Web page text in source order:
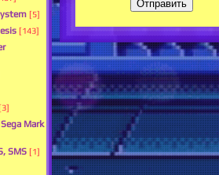
[5]
[143]
[3]
Mark
SMS [1]
Отправить